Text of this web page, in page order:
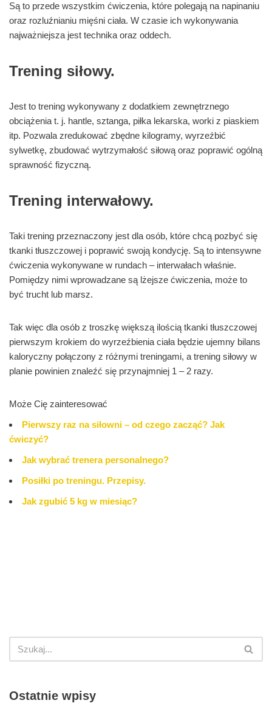
Są to przede wszystkim ćwiczenia, które polegają na napinaniu
oraz rozluźnianiu mięśni ciała. W czasie ich wykonywania
najważniejsza jest technika oraz oddech.
Trening siłowy.
Jest to trening wykonywany z dodatkiem zewnętrznego
obciążenia t. j. hantle, sztanga, piłka lekarska, worki z piaskiem
itp. Pozwala zredukować zbędne kilogramy, wyrzeźbić
sylwetkę, zbudować wytrzymałość siłową oraz poprawić ogólną
sprawność fizyczną.
Trening interwałowy.
Taki trening przeznaczony jest dla osób, które chcą pozbyć się
tkanki tłuszczowej i poprawić swoją kondycję. Są to intensywne
ćwiczenia wykonywane w rundach – interwałach właśnie.
Pomiędzy nimi wprowadzane są lżejsze ćwiczenia, może to
być trucht lub marsz.
Tak więc dla osób z troszkę większą ilością tkanki tłuszczowej
pierwszym krokiem do wyrzeźbienia ciała będzie ujemny bilans
kaloryczny połączony z różnymi treningami, a trening siłowy w
planie powinien znaleźć się przynajmniej 1 – 2 razy.
Może Cię zainteresować
Pierwszy raz na siłowni – od czego zacząć? Jak
ćwiczyć?
Jak wybrać trenera personalnego?
Posiłki po treningu. Przepisy.
Jak zgubić 5 kg w miesiąc?
Ostatnie wpisy